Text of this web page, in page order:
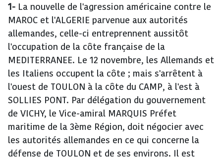
1- La nouvelle de l'agression américaine contre le
MAROC et l'ALGERIE parvenue aux autorités
allemandes, celle-ci entreprennent aussitôt
l'occupation de la côte française de la
MEDITERRANEE. Le 12 novembre, les Allemands et
les Italiens occupent la côte ; mais s'arrêtent à
l'ouest de TOULON à la côte du CAMP, à l'est à
SOLLIES PONT. Par délégation du gouvernement
de VICHY, le Vice-amiral MARQUIS Préfet
maritime de la 3ème Région, doit négocier avec
les autorités allemandes en ce qui concerne la
défense de TOULON et de ses environs. Il est